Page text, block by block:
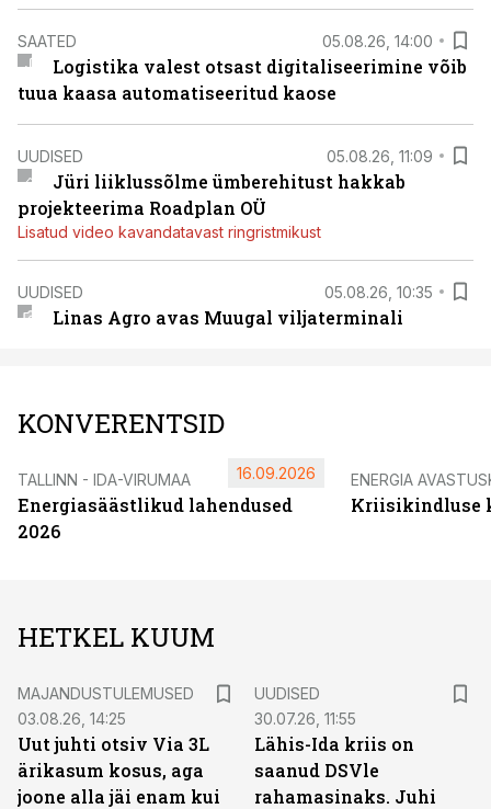
SAATED 05.08.26, 14:00
Logistika valest otsast digitaliseerimine võib
tuua kaasa automatiseeritud kaose
UUDISED 05.08.26, 11:09
Jüri liiklussõlme ümberehitust hakkab
projekteerima Roadplan OÜ
Lisatud video kavandatavast ringristmikust
UUDISED 05.08.26, 10:35
Linas Agro avas Muugal viljaterminali
KONVERENTSID
TALLINN - IDA-VIRUMAA
Energiasäästlikud lahendused
2026
16.09.2026 ENERGIA
Kriisikindluse
HETKEL KUUM
MAJANDUSTULEMUSED
03.08.26, 14:25
Uut juhti otsiv Via 3L
ärikasum kosus, aga
joone alla jäi enam kui
UUDISED
30.07.26, 11:55
Lähis-Ida kriis on
saanud DSVle
rahamasinaks. Juhi